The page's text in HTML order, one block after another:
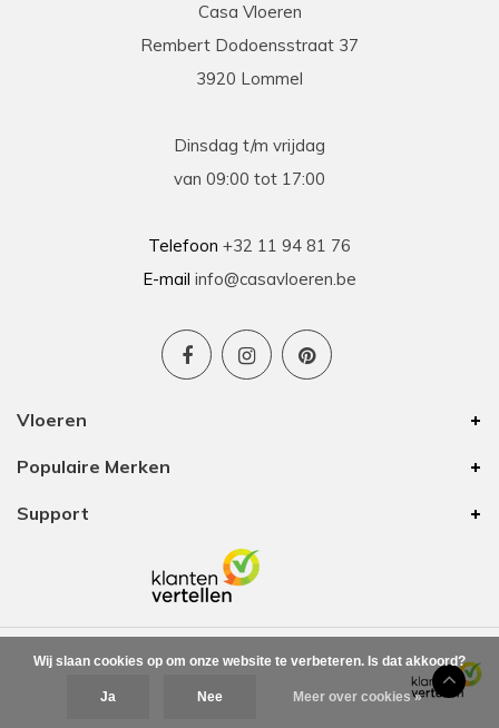
Casa Vloeren
Rembert Dodoensstraat 37
3920 Lommel
Dinsdag t/m vrijdag
van 09:00 tot 17:00
Telefoon +32 11 94 81 76
E-mail info@casavloeren.be
Vloeren
Populaire Merken
Support
Wij slaan cookies op om onze website te verbeteren. Is dat akkoord?
Ja Nee Meer over cookies »